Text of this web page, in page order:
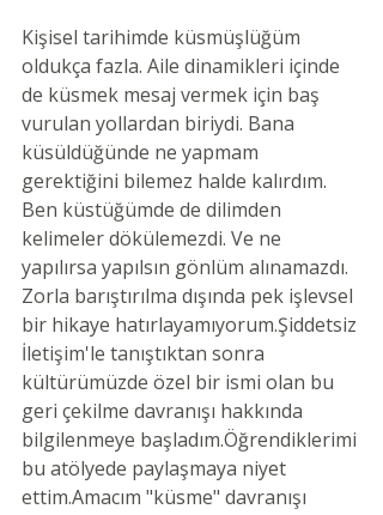
Kişisel tarihimde küsmüşlüğüm
oldukça fazla. Aile dinamikleri içinde
de küsmek mesaj vermek için baş
vurulan yollardan biriydi. Bana
küsüldüğünde ne yapmam
gerektiğini bilemez halde kalırdım.
Ben küstüğümde de dilimden
kelimeler dökülemezdi. Ve ne
yapılırsa yapılsın gönlüm alınamazdı.
Zorla barıştırılma dışında pek işlevsel
bir hikaye hatırlayamıyorum.Şiddetsiz
İletişim'le tanıştıktan sonra
kültürümüzde özel bir ismi olan bu
geri çekilme davranışı hakkında
bilgilenmeye başladım.Öğrendiklerimi
bu atölyede paylaşmaya niyet
ettim.Amacım "küsme" davranışı